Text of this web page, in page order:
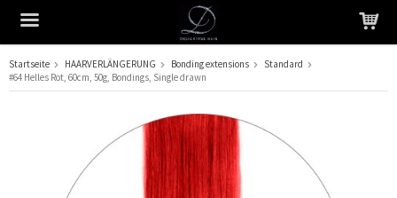
Das Produkt wurde in Ihren Warenkorb gelegt
Startseite HAARVERLÄNGERUNG Bonding extensions
Standard
#64 Helles Rot, 60cm, 50g, Bondings, Single drawn